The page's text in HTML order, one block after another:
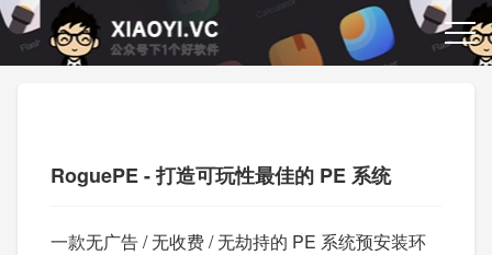
RoguePE - 打造可玩性最佳的 PE 系统
一款无广告 / 无收费 / 无劫持的 PE 系统预安装环